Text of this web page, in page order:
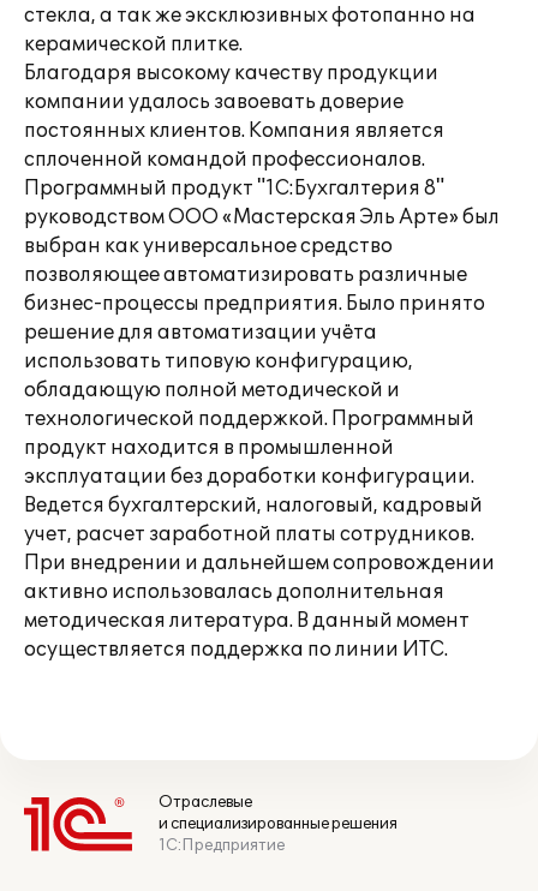
стекла, а так же эксклюзивных фотопанно на
керамической плитке.
Благодаря высокому качеству продукции
компании удалось завоевать доверие
постоянных клиентов. Компания является
сплоченной командой профессионалов.
Программный продукт "1С:Бухгалтерия 8"
руководством ООО «Мастерская Эль Арте» был
выбран как универсальное средство
позволяющее автоматизировать различные
бизнес-процессы предприятия. Было принято
решение для автоматизации учёта
использовать типовую конфигурацию,
обладающую полной методической и
технологической поддержкой. Программный
продукт находится в промышленной
эксплуатации без доработки конфигурации.
Ведется бухгалтерский, налоговый, кадровый
учет, расчет заработной платы сотрудников.
При внедрении и дальнейшем сопровождении
активно использовалась дополнительная
методическая литература. В данный момент
осуществляется поддержка по линии ИТС.
Отраслевые
и специализированные решения
1С:Предприятие